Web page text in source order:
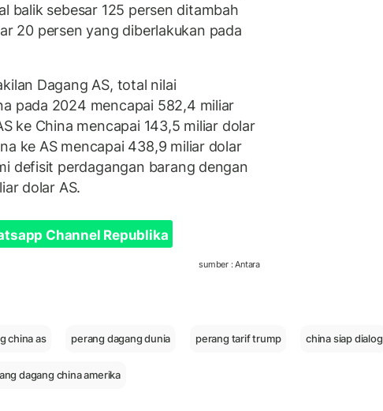
balik sebesar 125 persen ditambah
20 persen yang diberlakukan pada
Dagang AS, total nilai
pada 2024 mencapai 582,4 miliar
ke China mencapai 143,5 miliar dolar
ke AS mencapai 438,9 miliar dolar
defisit perdagangan barang dengan
dolar AS.
Channel Republika
sumber : Antara
china as perang dagang dunia perang tarif trump china siap dialog
dagang china amerika